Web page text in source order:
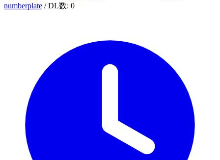
numberplate / DL数: 0